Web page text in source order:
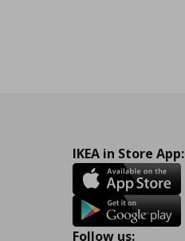
IKEA in Store App:
Follow us: